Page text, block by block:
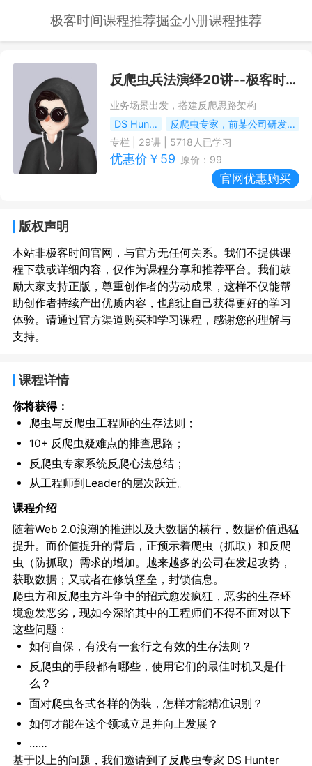
极客时间课程推荐掘金小册课程推荐
反爬虫兵法演绎20讲--极客时间课程推荐/优惠
业务场景出发，搭建反爬思路架构
DS Hunter
反爬虫专家，前某公司研发总监
专栏
29讲 | 5718 人已学习
优惠价￥ 59 原价：99
官网优惠购买
版权声明
本站非极客时间官网，与官方无任何关系。我们不提供课
程下载或详细内容，仅作为课程分享和推荐平台。我们鼓
励大家支持正版，尊重创作者的劳动成果，这样不仅能帮
助创作者持续产出优质内容，也能让自己获得更好的学习
体验。请通过官方渠道购买和学习课程，感谢您的理解与
支持。
课程详情
你将获得：
爬虫与反爬虫工程师的生存法则；
10+ 反爬虫疑难点的排查思路；
反爬虫专家系统反爬心法总结；
从工程师到Leader的层次跃迁。
课程介绍
随着Web 2.0浪潮的推进以及大数据的横行，数据价值迅猛
提升。而价值提升的背后，正预示着爬虫（抓取）和反爬
虫（防抓取）需求的增加。越来越多的公司在发起攻势，
获取数据；又或者在修筑堡垒，封锁信息。
爬虫方和反爬虫方斗争中的招式愈发疯狂，恶劣的生存环
境愈发恶劣，现如今深陷其中的工程师们不得不面对以下
这些问题：
如何自保，有没有一套行之有效的生存法则？
反爬虫的手段都有哪些，使用它们的最佳时机又是什
么？
面对爬虫各式各样的伪装，怎样才能精准识别？
如何才能在这个领域立足并向上发展？
……
基于以上的问题，我们邀请到了反爬虫专家 DS Hunter